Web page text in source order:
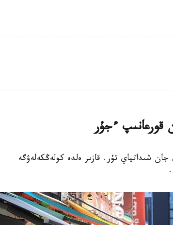
قورعانىپ ءجۇر
شىداتپاي تۇر. قازىر ەلدە كولەڭكەلەۋگە